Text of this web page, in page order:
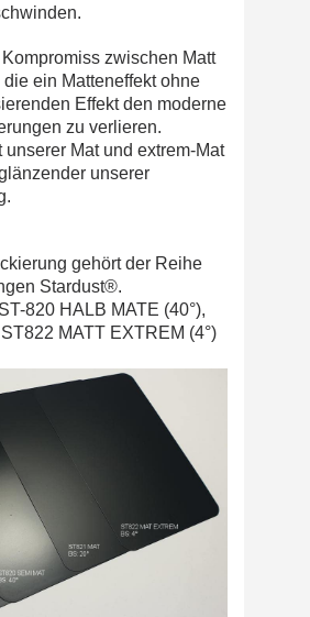
zwischen Matt
ein Matteneffekt ohne
Effekt den moderne
zu verlieren.
Mat und extrem-Mat
unserer
gehört der Reihe
Stardust®.
820 HALB MATE (40°),
MATT EXTREM (4°)